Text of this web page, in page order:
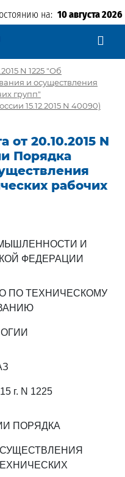
на: 10 августа 2026
N 1225 "Об
и осуществления
групп"
15.12.2015 N 40090)
от 20.10.2015 N
Порядка
рабочих
И
ФЕДЕРАЦИИ
ПО ТЕХНИЧЕСКОМУ
г. N 1225
ПОРЯДКА